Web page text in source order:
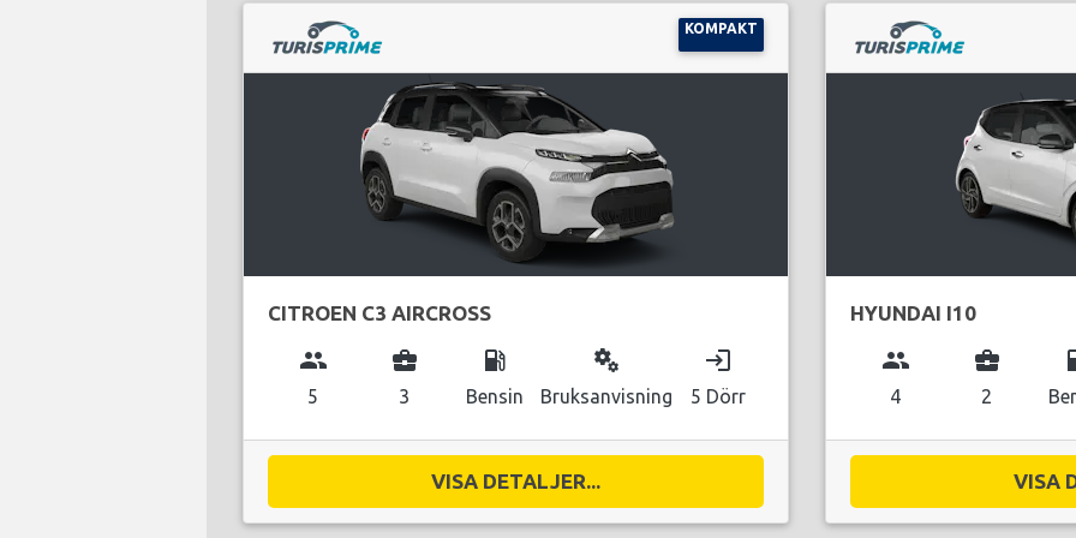
KOMPAKT
CITROEN C3 AIRCROSS
group
5
business_center
3
local_gas_station
Bensin
miscellaneous_services
Bruksanvisning
login
5 Dörr
VISA DETALJER...
HYUNDAI I10
group
4
business_center
2
VISA